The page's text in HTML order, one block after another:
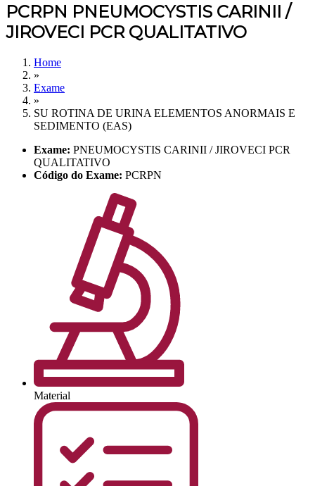
PCRPN PNEUMOCYSTIS CARINII /
JIROVECI PCR QUALITATIVO
Home
»
Exame
»
SU ROTINA DE URINA ELEMENTOS ANORMAIS E
SEDIMENTO (EAS)
Exame: PNEUMOCYSTIS CARINII / JIROVECI PCR
QUALITATIVO
Código do Exame: PCRPN
Material